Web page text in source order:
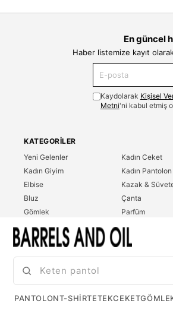
En güncel
Haber listemize kayıt
Kaydolarak Kişisel
Metni'ni kabul etmiş
KATEGORILER
Yeni Gelenler
Kadın Giyim
Elbise
Bluz
Gömlek
T-Shirt
Sweatshirt
Kadın Ceket
Kadın Pantolon
Kazak &
Çanta
Parfüm
Erkek Giyim
PANTOLONT-SHIRTETEKCEKET